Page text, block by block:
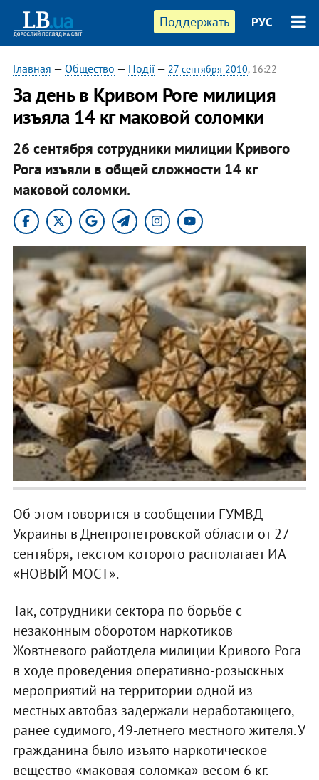
Поддержать РУС
Главная — Общество — Події— 27 сентября 2010, 16:22
За день в Кривом Роге милиция
изъяла 14 кг маковой соломки
26 сентября сотрудники милиции Кривого
Рога изъяли в общей сложности 14 кг
маковой соломки.
Об этом говорится в сообщении ГУМВД
Украины в Днепропетровской области от 27
сентября, текстом которого располагает ИА
«НОВЫЙ МОСТ».
Так, сотрудники сектора по борьбе с
незаконным оборотом наркотиков
Жовтневого райотдела милиции Кривого Рога
в ходе проведения оперативно-розыскных
мероприятий на территории одной из
местных автобаз задержали неработающего,
ранее судимого, 49-летнего местного жителя. У
гражданина было изъято наркотическое
вещество «маковая соломка» весом 6 кг.